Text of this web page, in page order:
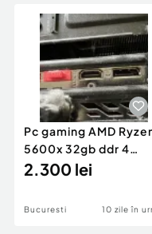
Servicii
Animale de companie
Afaceri și
Inchiriere Bunuri si
Utilaje agricole si
Piese auto si accesorii
Dacia Duster
Pc gaming AMD
5600x 32gb ddr 4
3200mhz 1tb ssd
2.300 lei
Bucuresti 10 zile în